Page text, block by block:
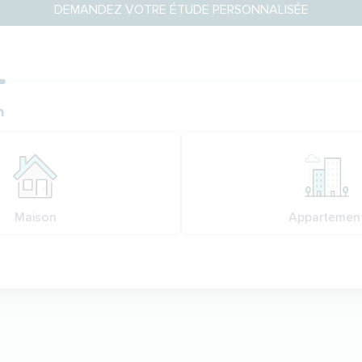
DEMANDEZ VOTRE ÉTUDE PERSONNALISÉE
Maison